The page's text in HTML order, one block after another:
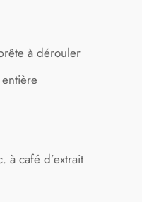
à dérouler
à café d’extrait